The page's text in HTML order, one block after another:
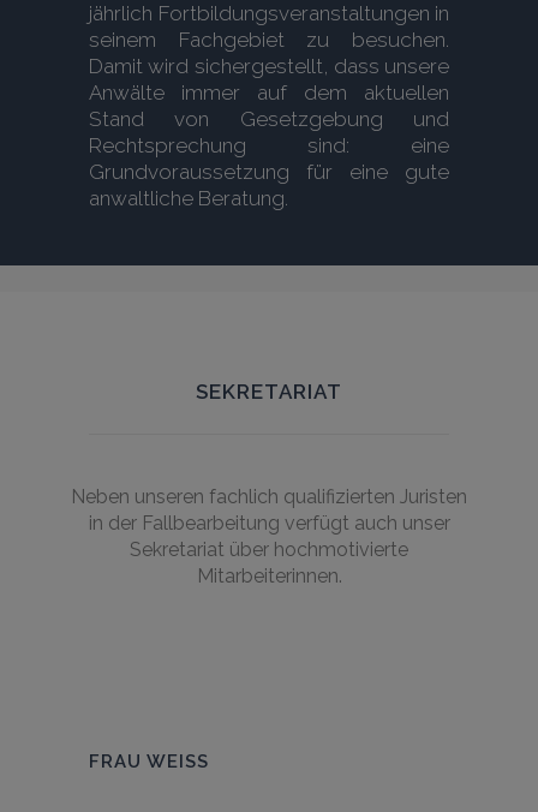
jährlich Fortbildungsveranstaltungen in
seinem Fachgebiet zu besuchen.
Damit wird sichergestellt, dass unsere
Anwälte immer auf dem aktuellen
Stand von Gesetzgebung und
Rechtsprechung sind: eine
Grundvoraussetzung für eine gute
anwaltliche Beratung.
SEKRETARIAT
Neben unseren fachlich qualifizierten Juristen
in der Fallbearbeitung verfügt auch unser
Sekretariat über hochmotivierte
Mitarbeiterinnen.
FRAU WEISS